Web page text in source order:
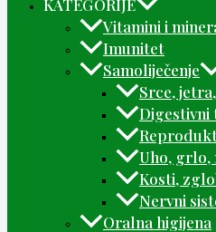
KATEGORIJE
Vitamini i
Imunitet
Samoliječenje
Srce,
Uho, grlo,
Kosti,
Nervni
Oralna higijena